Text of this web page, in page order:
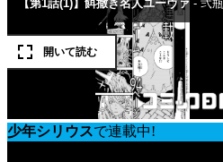
少年シリウスで連載中!